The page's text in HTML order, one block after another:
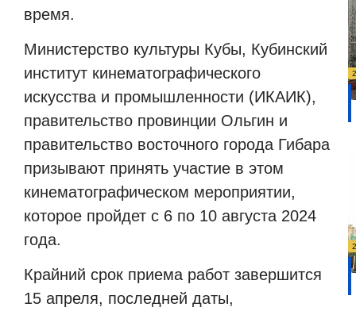
время.
Министерство культуры Кубы, Кубинский
институт кинематографического
искусства и промышленности (ИКАИК),
правительство провинции Ольгин и
правительство восточного города Гибара
призывают принять участие в этом
кинематографическом мероприятии,
которое пройдет с 6 по 10 августа 2024
года.
Крайний срок приема работ завершится
15 апреля, последней даты,